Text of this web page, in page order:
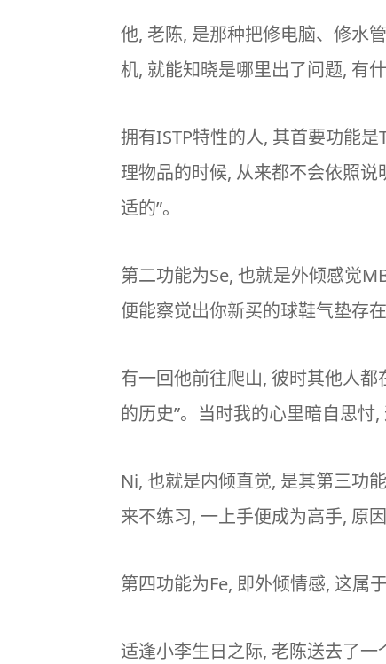
他, 老陈, 是那种把修电脑、修水
机, 就能知晓是哪里出了问题, 有什
拥有ISTP特性的人, 其首要功能
理物品的时候, 从来都不会依照
适的”。
第二功能为Se, 也就是外倾感觉
便能察觉出你新买的球鞋气垫存
有一回他前往爬山, 彼时其他人
的历史”。当时我的心里暗自思
Ni, 也就是内倾直觉, 是其第三功
来不练习, 一上手便成为高手, 原
第四功能为Fe, 即外倾情感, 这属
适逢小李生日之际, 老陈送去了